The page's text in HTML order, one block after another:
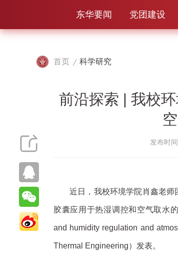
东华要闻 党团建设
首页 科学研究
前沿探索 | 我校
发布时
近日，我校环境学院肖鑫老师
胶囊应用于热湿调控和空气取水
and humidity regulation and
Thermal Engineering）发表。